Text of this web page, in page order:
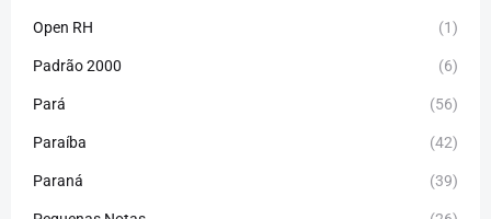
Open RH (1)
Padrão 2000 (6)
Pará (56)
Paraíba (42)
Paraná (39)